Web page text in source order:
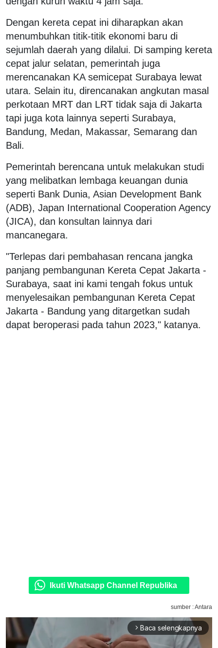
Dengan kereta cepat ini diharapkan akan
menumbuhkan titik-titik ekonomi baru di
sejumlah daerah yang dilalui. Di samping kereta
cepat jalur selatan, pemerintah juga
merencanakan KA semicepat Surabaya lewat
utara. Selain itu, direncanakan angkutan masal
perkotaan MRT dan LRT tidak saja di Jakarta
tapi juga kota lainnya seperti Surabaya,
Bandung, Medan, Makassar, Semarang dan
Bali.
Pemerintah berencana untuk melakukan studi
yang melibatkan lembaga keuangan dunia
seperti Bank Dunia, Asian Development Bank
(ADB), Japan International Cooperation Agency
(JICA), dan konsultan lainnya dari
mancanegara.
"Terlepas dari pembahasan rencana jangka
panjang pembangunan Kereta Cepat Jakarta -
Surabaya, saat ini kami tengah fokus untuk
menyelesaikan pembangunan Kereta Cepat
Jakarta - Bandung yang ditargetkan sudah
dapat beroperasi pada tahun 2023," katanya.
Ikuti Whatsapp Channel Republika
sumber : Antara
arrow_forward_ios Baca selengkapnya